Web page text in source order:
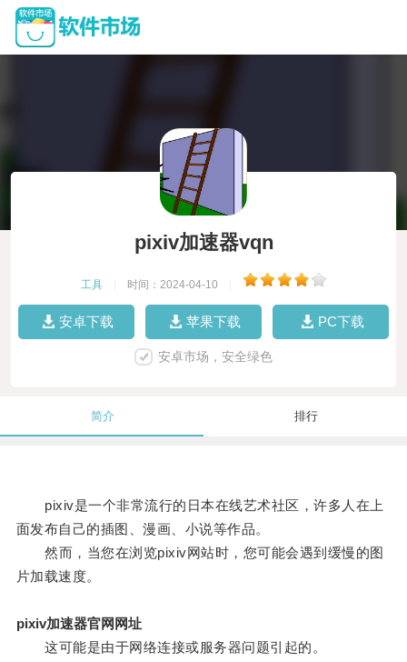
pixiv加速器vqn
工具 时间：2024-04-10
安卓下载 苹果下载 PC下载
安卓市场，安全绿色
简介 排行
pixiv是一个非常流行的日本在线艺术社区，许多人在上
面发布自己的插图、漫画、小说等作品。
然而，当您在浏览pixiv网站时，您可能会遇到缓慢的图
片加载速度。
pixiv加速器官网网址
这可能是由于网络连接或服务器问题引起的。